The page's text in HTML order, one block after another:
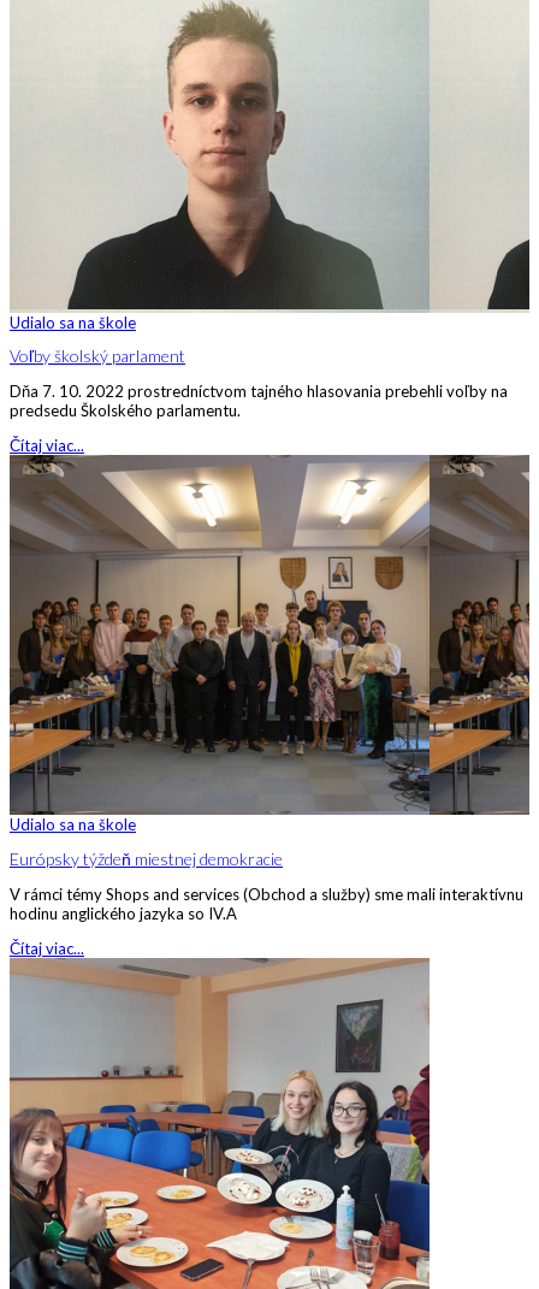
Udialo sa na škole
Voľby školský parlament
Dňa 7. 10. 2022 prostredníctvom tajného hlasovania prebehli voľby na
predsedu Školského parlamentu.
Čítaj viac...
Udialo sa na škole
Európsky týždeň miestnej demokracie
V rámci témy Shops and services (Obchod a služby) sme mali interaktívnu
hodinu anglického jazyka so IV.A
Čítaj viac...